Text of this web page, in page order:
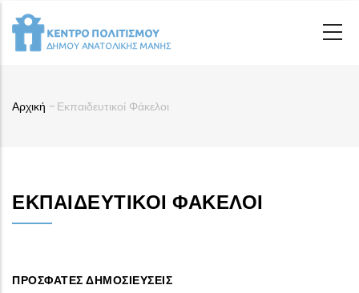
Παράκαμψη
προς
Breadcrumb
Αρχική - Εκπαιδευτικοί Φάκελοι
ΕΚΠΑΙΔΕΥΤΙΚΟΊ ΦΆΚΕΛΟΙ
ΠΡΌΣΦΑΤΕΣ ΔΗΜΟΣΙΕΎΣΕΙΣ